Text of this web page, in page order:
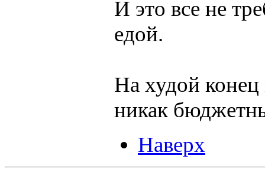
И это все не
едой.
На худой
никак
Наверх